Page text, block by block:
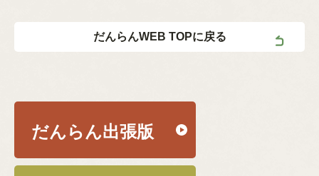
だんらんWEB TOPに戻る
だんらん出張版